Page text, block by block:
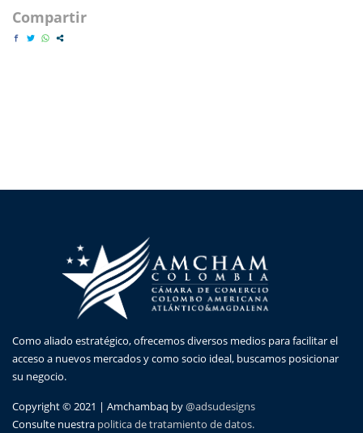
Compartir
Como aliado estratégico, ofrecemos diversos medios para facilitar el
acceso a nuevos mercados y como socio ideal, buscamos posicionar
su negocio.
Copyright © 2021 | Amchambaq by@adsudesigns
Consulte nuestra politica de tratamiento de datos.